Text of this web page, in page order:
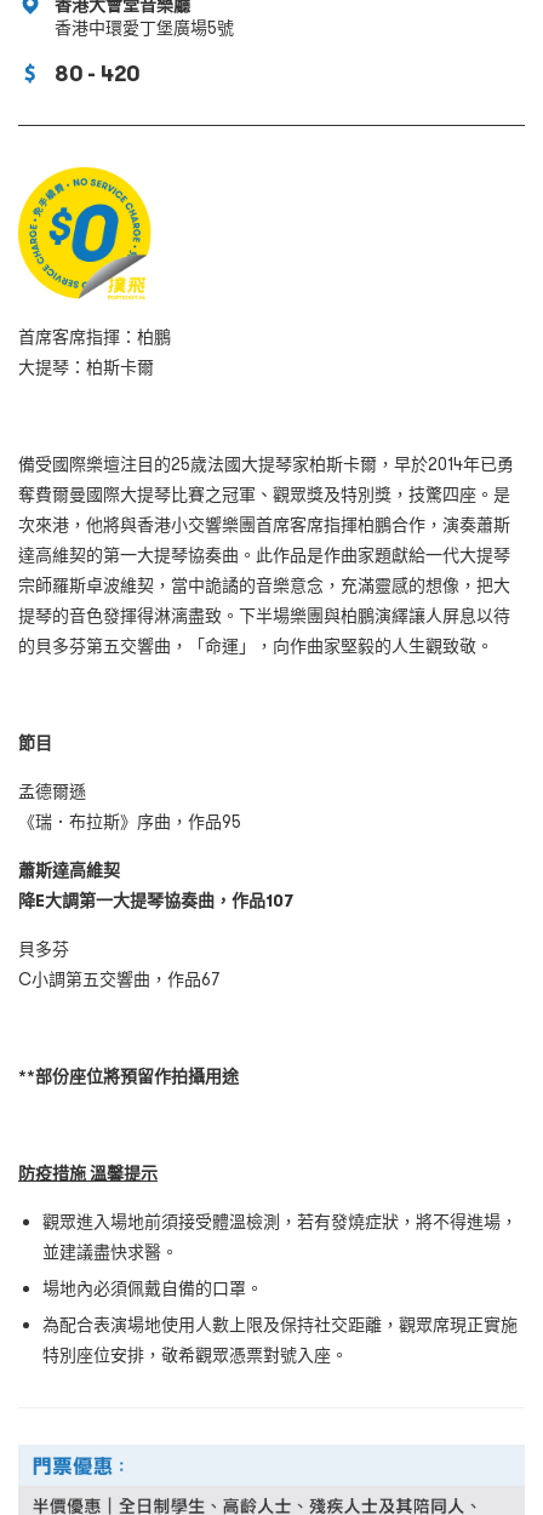
香港大會堂音樂廳
香港中環愛丁堡廣場5號
80 - 420
首席客席指揮：柏鵬
大提琴：柏斯卡爾
備受國際樂壇注目的25歲法國大提琴家柏斯卡爾，早於2014年已勇
奪費爾曼國際大提琴比賽之冠軍、觀眾獎及特別獎，技驚四座。是
次來港，他將與香港小交響樂團首席客席指揮柏鵬合作，演奏蕭斯
達高維契的第一大提琴協奏曲。此作品是作曲家題獻給一代大提琴
宗師羅斯卓波維契，當中詭譎的音樂意念，充滿靈感的想像，把大
提琴的音色發揮得淋漓盡致。下半場樂團與柏鵬演繹讓人屏息以待
的貝多芬第五交響曲，「命運」，向作曲家堅毅的人生觀致敬。
節目
孟德爾遜
《瑞．布拉斯》序曲，作品95
蕭斯達高維契
降E大調第一大提琴協奏曲 ， 作品107
貝多芬
C小調第五交響曲，作品67
**部份座位將預留作拍攝用途
防疫措施 溫馨提示
觀眾進入場地前須接受體溫檢測，若有發燒症狀，將不得進場，
並建議盡快求醫。
場地內必須佩戴自備的口罩。
為配合表演場地使用人數上限及保持社交距離，觀眾席現正實施
特別座位安排，敬希觀眾憑票對號入座。